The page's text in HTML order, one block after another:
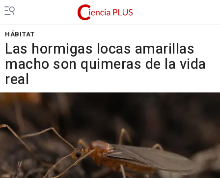
HÁBITAT
Las hormigas locas amarillas
macho son quimeras de la vida
real